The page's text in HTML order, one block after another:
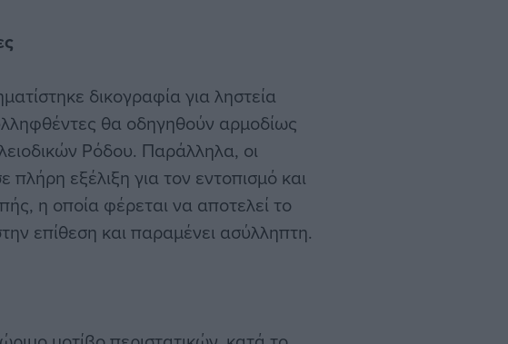
δικογραφία για ληστεία
θα οδηγηθούν αρμοδίως
Ρόδου. Παράλληλα, οι
εξέλιξη για τον εντοπισμό και
η οποία φέρεται να αποτελεί το
επίθεση και παραμένει ασύλληπτη.